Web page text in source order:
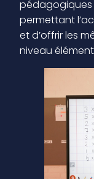
pédagogiques
permettant
et d’offrir les
niveau